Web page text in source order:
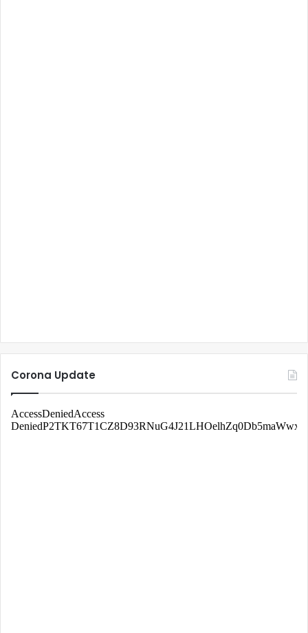
Corona Update